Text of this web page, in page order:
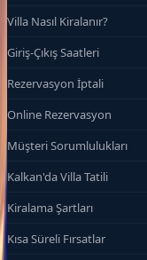
Villa Nasıl Kiralanır?
Giriş-Çıkış Saatleri
Rezervasyon İptali
Online Rezervasyon
Müşteri Sorumlulukları
Kalkan'da Villa Tatili
Kiralama Şartları
Kısa Süreli Fırsatlar